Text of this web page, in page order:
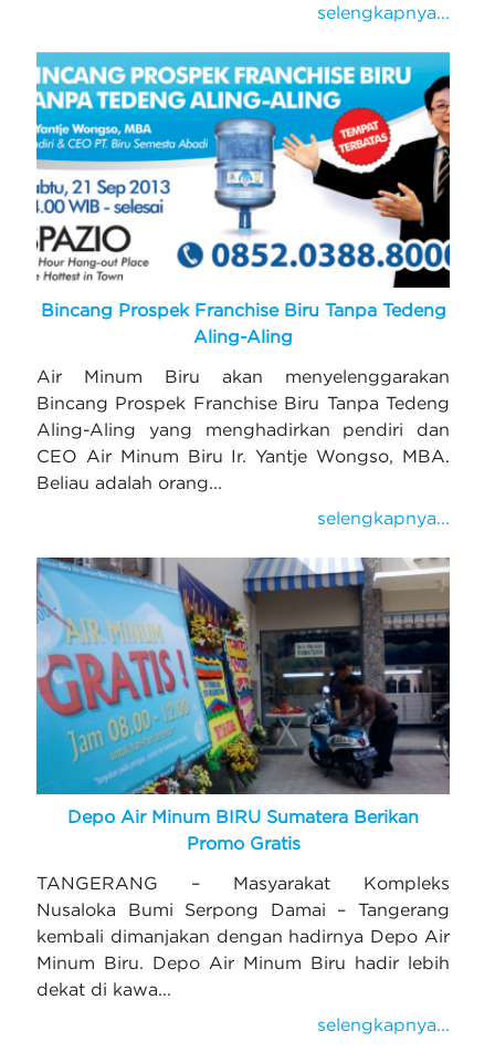
selengkapnya...
Bincang Prospek Franchise Biru Tanpa Tedeng
Aling-Aling
Air Minum Biru akan menyelenggarakan
Bincang Prospek Franchise Biru Tanpa Tedeng
Aling-Aling yang menghadirkan pendiri dan
CEO Air Minum Biru Ir. Yantje Wongso, MBA.
Beliau adalah orang...
selengkapnya...
Depo Air Minum BIRU Sumatera Berikan
Promo Gratis
TANGERANG – Masyarakat Kompleks
Nusaloka Bumi Serpong Damai – Tangerang
kembali dimanjakan dengan hadirnya Depo Air
Minum Biru. Depo Air Minum Biru hadir lebih
dekat di kawa...
selengkapnya...